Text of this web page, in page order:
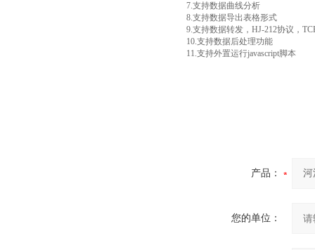
7.支持数据曲线分析
8.支持数据导出表格形式
9.支持数据转发，HJ-212协议，
10.支持数据后处理功能
11.支持外置运行javascript脚本
产品：
您的单位：